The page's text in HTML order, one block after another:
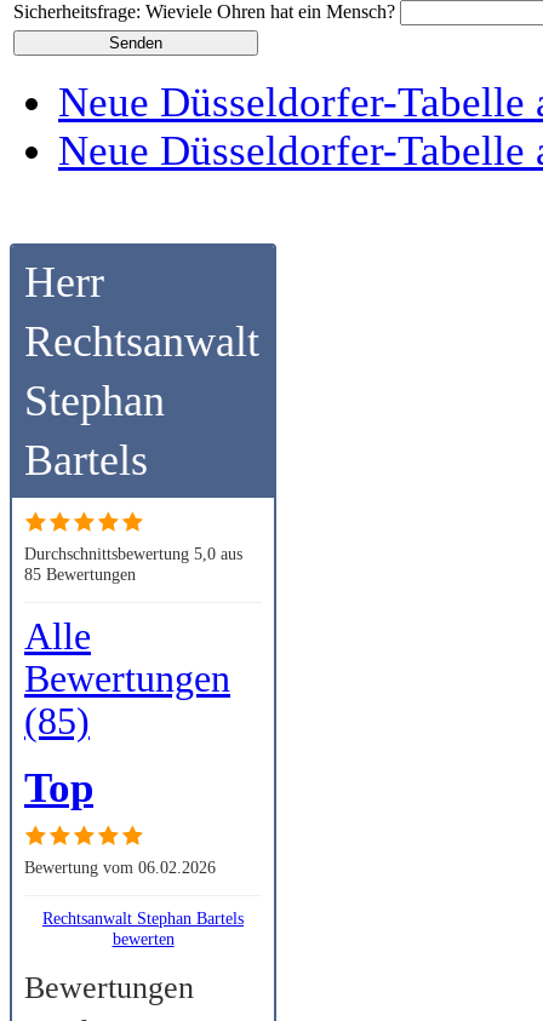
Sicherheitsfrage: Wieviele Ohren hat ein Mensch?
Neue Düsseldorfer-Tabelle
Neue Düsseldorfer-Tabelle
Herr
Rechtsanwalt
Stephan
Bartels
Durchschnittsbewertung 5,0 aus
85 Bewertungen
Alle
Bewertungen
(85)
Top
Bewertung vom 06.02.2026
Rechtsanwalt Stephan Bartels
bewerten
Bewertungen